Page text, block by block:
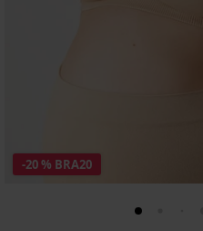
-20 % BRA20